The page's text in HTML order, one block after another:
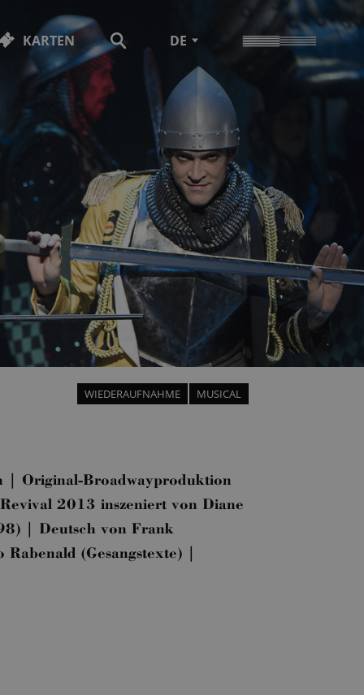
KARTEN DE
WIEDERAUFNAHME MUSICAL
| Original-Broadwayproduktion
2013 inszeniert von Diane
| Deutsch von Frank
(Gesangstexte) |